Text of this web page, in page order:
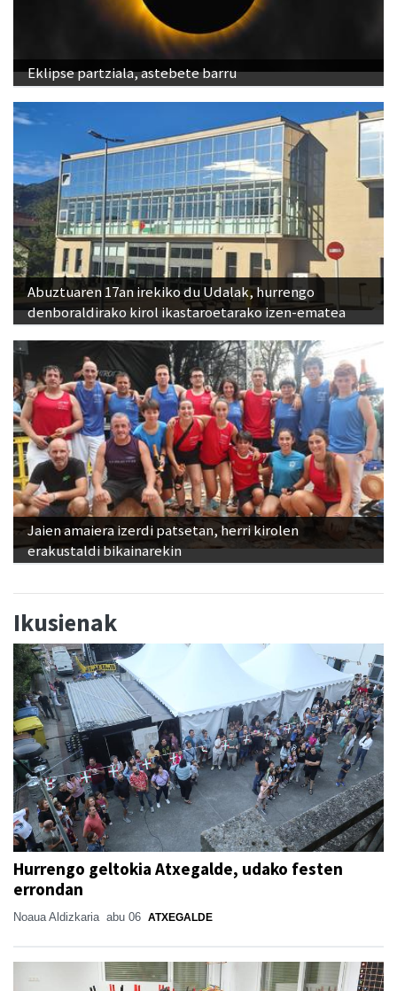
Eklipse partziala, astebete barru
Abuztuaren 17an irekiko du Udalak, hurrengo
denboraldirako kirol ikastaroetarako izen-ematea
Jaien amaiera izerdi patsetan, herri kirolen
erakustaldi bikainarekin
Ikusienak
Hurrengo geltokia Atxegalde, udako festen
errondan
Noaua Aldizkaria abu 06 ATXEGALDE